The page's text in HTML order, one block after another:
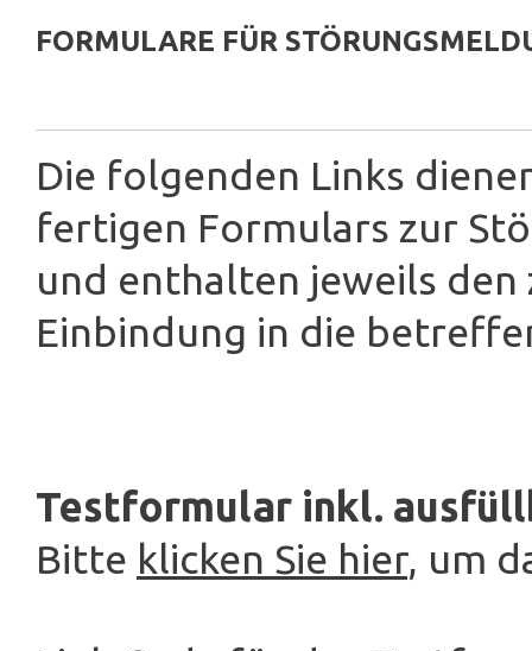
FORMULARE FÜR
Die folgenden Links
fertigen Formulars zur
und enthalten jeweils
Einbindung in die
Testformular inkl.
Bitte klicken Sie hier, um